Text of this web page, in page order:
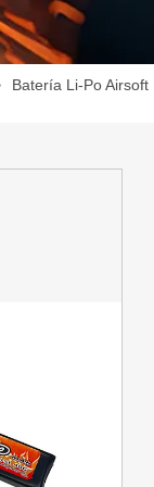
Batería Li-Po Airsoft